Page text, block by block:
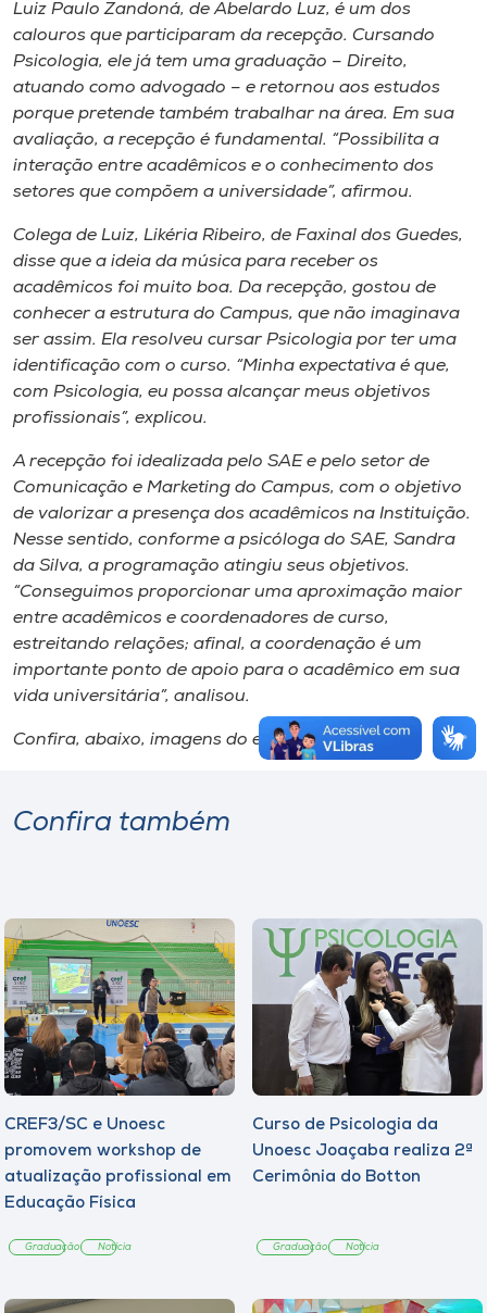
Luiz Paulo Zandoná, de Abelardo Luz, é um dos
calouros que participaram da recepção. Cursando
Psicologia, ele já tem uma graduação – Direito,
atuando como advogado – e retornou aos estudos
porque pretende também trabalhar na área. Em sua
avaliação, a recepção é fundamental. “Possibilita a
interação entre acadêmicos e o conhecimento dos
setores que compõem a universidade”, afirmou.
Colega de Luiz, Likéria Ribeiro, de Faxinal dos Guedes,
disse que a ideia da música para receber os
acadêmicos foi muito boa. Da recepção, gostou de
conhecer a estrutura do Campus, que não imaginava
ser assim. Ela resolveu cursar Psicologia por ter uma
identificação com o curso. “Minha expectativa é que,
com Psicologia, eu possa alcançar meus objetivos
profissionais”, explicou.
A recepção foi idealizada pelo SAE e pelo setor de
Comunicação e Marketing do Campus, com o objetivo
de valorizar a presença dos acadêmicos na Instituição.
Nesse sentido, conforme a psicóloga do SAE, Sandra
da Silva, a programação atingiu seus objetivos.
“Conseguimos proporcionar uma aproximação maior
entre acadêmicos e coordenadores de curso,
estreitando relações; afinal, a coordenação é um
importante ponto de apoio para o acadêmico em sua
vida universitária”, analisou.
Confira, abaixo, imagens do evento.
Confira também
CREF3/SC e Unoesc
promovem workshop de
atualização profissional em
Educação Física
Graduação Notícia
Curso de Psicologia da
Unoesc Joaçaba realiza 2ª
Cerimônia do Botton
Graduação Notícia